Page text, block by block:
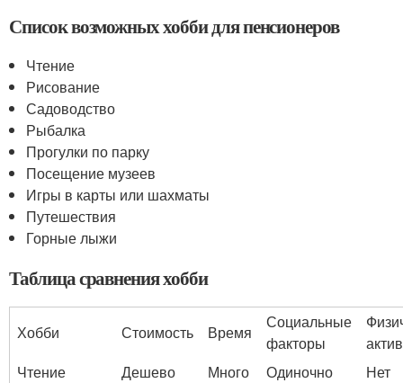
Список возможных хобби для пенсионеров
Чтение
Рисование
Садоводство
Рыбалка
Прогулки по парку
Посещение музеев
Игры в карты или шахматы
Путешествия
Горные лыжи
Таблица сравнения хобби
Хобби Стоимость Время
Социальные
факторы
Чтение
Дешево Много Одиночно
Нет